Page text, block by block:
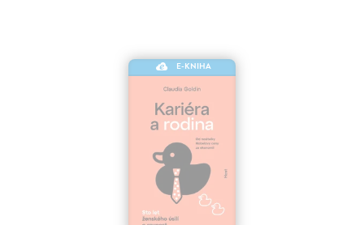
E-KNIHA